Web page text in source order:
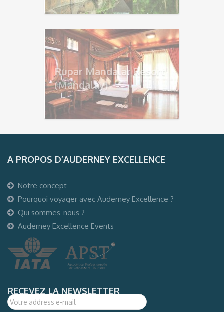
Rupar Mandalar Resort
(Mandalay)
A PROPOS D’AUDERNEY EXCELLENCE
Notre concept
Pourquoi voyager avec Auderney Excellence ?
Qui sommes-nous ?
Auderney Excellence Events
RECEVEZ LA NEWSLETTER